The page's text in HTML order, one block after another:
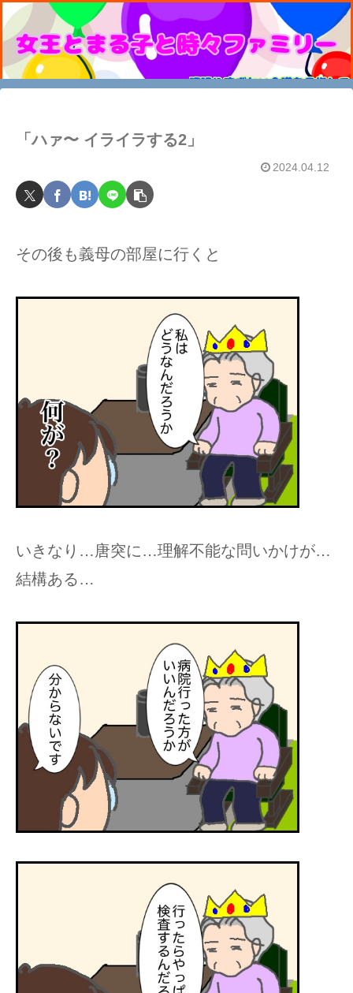
「ハァ〜 イライラする2」
2024.04.12
その後も義母の部屋に行くと
いきなり…唐突に…理解不能な問いかけが…
結構ある…